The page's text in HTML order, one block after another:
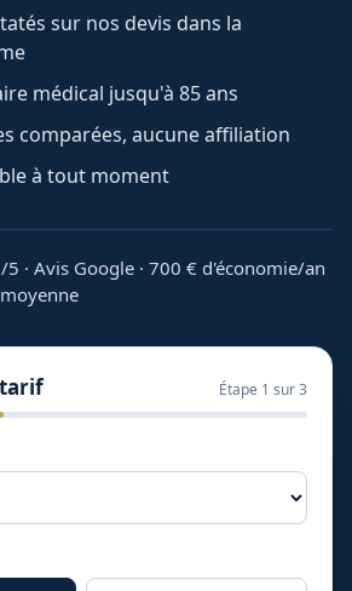
sur nos devis dans la
médical jusqu'à 85 ans
comparées, aucune affiliation
à tout moment
5 · Avis Google · 700 € d'économie/an
Étape 1 sur 3